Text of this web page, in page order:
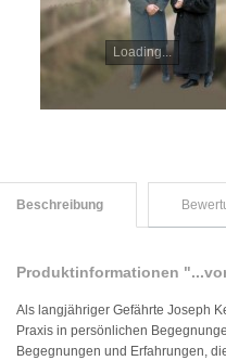
Loading...
Beschreibung
Produktinformationen
Als langjähriger Gefährte Joseph
Praxis in persönlichen
Begegnungen und Erfahrungen,